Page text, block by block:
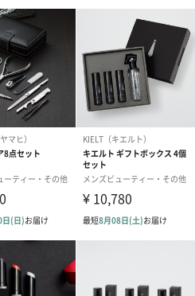
とのコラボグッズのデザインや
クターのデザインを手がける。
の60秒
ンケアを無理なく習慣化できるよ
りました。
た時、会議や出張などで朝の時間
になりそうなシーンでも素早くス
す。